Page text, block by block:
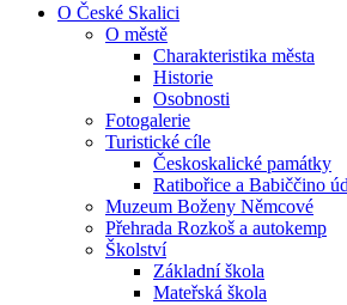
O České Skalici
O městě
Charakteristika města
Historie
Osobnosti
Fotogalerie
Turistické cíle
Českoskalické památky
Ratibořice a Babiččino
Muzeum Boženy Němcové
Přehrada Rozkoš a autokemp
Školství
Základní škola
Mateřská škola